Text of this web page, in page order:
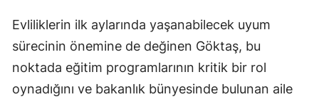
Sinop
Sivas
Tekirdağ
Evliliklerin ilk aylarında yaşanabilecek uyum
sürecinin önemine de değinen Göktaş, bu
noktada eğitim programlarının kritik bir rol
oynadığını ve bakanlık bünyesinde bulunan aile